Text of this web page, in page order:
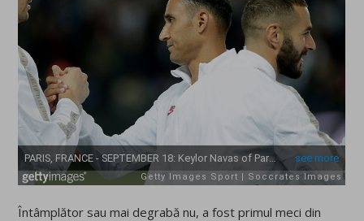
Întâmplător sau mai degrabă nu, a fost primul meci din